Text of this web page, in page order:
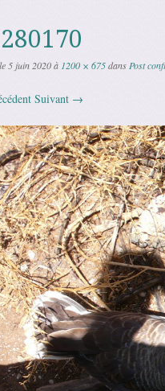
5 juin 2020à 1200 × 675dans Post
Suivant →